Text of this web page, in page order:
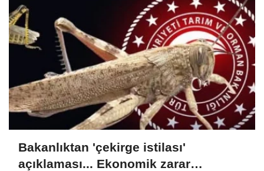
Bakanlıktan 'çekirge istilası'
açıklaması... Ekonomik zarar